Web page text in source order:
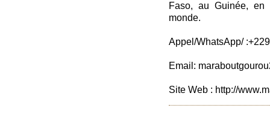
Faso, au Guinée,
monde.
Appel/WhatsApp/
Email:
Site Web : http://